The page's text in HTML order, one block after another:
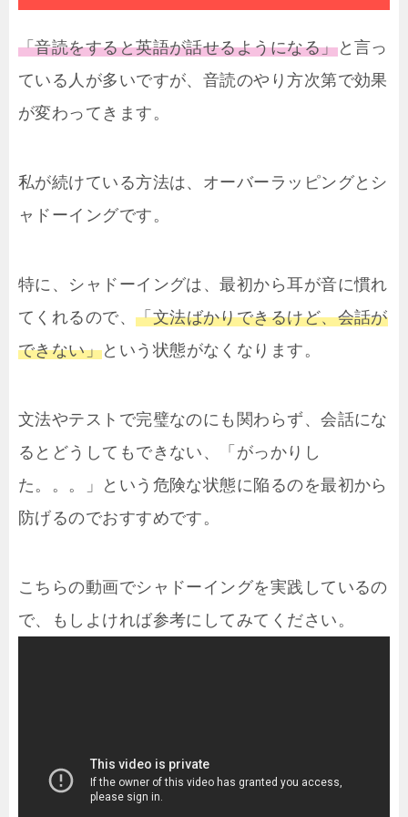
「音読をすると英語が話せるようになる」と言っ
ている人が多いですが、音読のやり方次第で効果
が変わってきます。
私が続けている方法は、オーバーラッピングとシ
ャドーイングです。
特に、シャドーイングは、最初から耳が音に慣れ
てくれるので、「文法ばかりできるけど、会話が
できない」という状態がなくなります。
文法やテストで完璧なのにも関わらず、会話にな
るとどうしてもできない、「がっかりし
た。。。」という危険な状態に陥るのを最初から
防げるのでおすすめです。
こちらの動画でシャドーイングを実践しているの
で、もしよければ参考にしてみてください。